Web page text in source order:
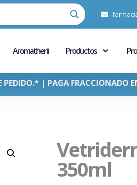
Aromatherii Productos
PEDIDO.* | PAGA FRACCIONADO
350ml